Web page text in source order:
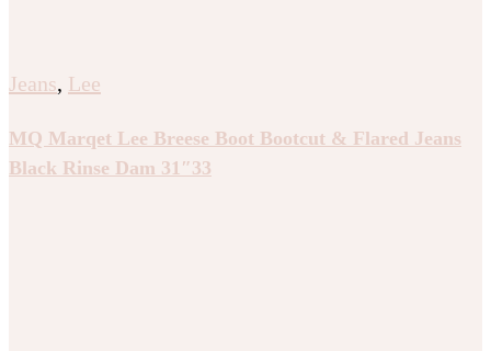
Jeans, Lee
MQ Marqet Lee Breese Boot Bootcut & Flared Jeans
Black Rinse Dam 31″33